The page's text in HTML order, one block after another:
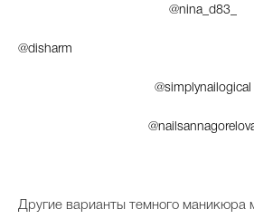
@nina_d83_
@disharm
@simplynailogical
Другие варианты темного маникюра